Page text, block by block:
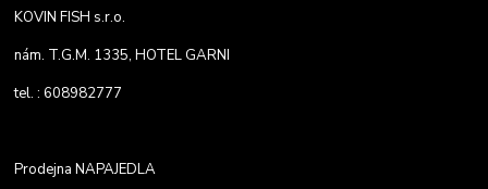
KOVIN FISH s.r.o.
nám. T.G.M. 1335, HOTEL GARNI
tel. : 608982777
Prodejna NAPAJEDLA